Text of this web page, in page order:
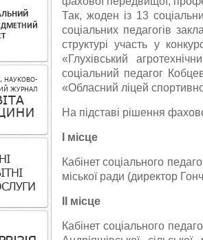
Так, жоден із 13
соціальних педагогів
структурі участь у
«Глухівський
соціальний педагог
«Обласний ліцей
На підставі рішення
І місце
Кабінет соціального
міської ради (директор
ІІ місце
Кабінет соціального